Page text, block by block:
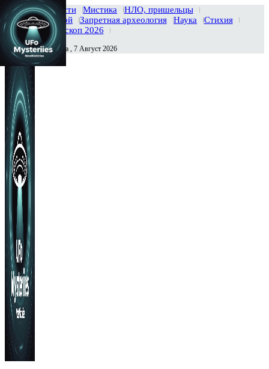
Главная Новости Мистика
НЛО, пришельцы
Тайны вселенной
Запретная археология Наука
Стихия
История
Гороскоп 2026
Сегодня Пятница , 7 Август 2026